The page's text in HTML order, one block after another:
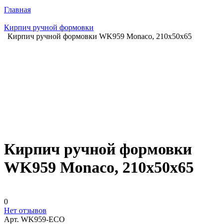
Главная
Кирпич ручной формовки
Кирпич ручной формовки WK959 Monaco, 210x50x65
Кирпич ручной формовки
WK959 Monaco, 210x50x65
0
Нет отзывов
Арт. WK959-ECO